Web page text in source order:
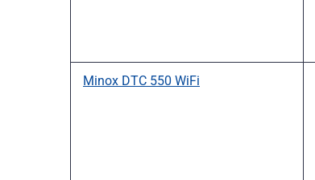
Minox DTC 550 WiFi